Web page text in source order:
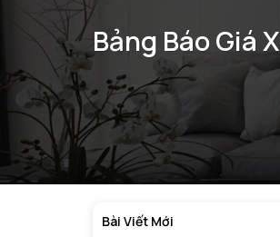
Bảng Báo Giá
Bài Viết Mới